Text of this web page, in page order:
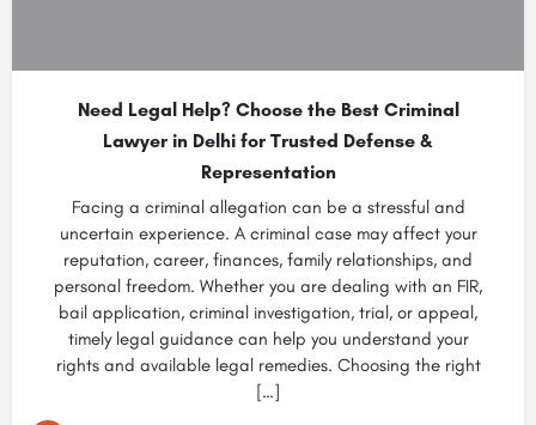
Need Legal Help? Choose the Best Criminal
Lawyer in Delhi for Trusted Defense &
Representation
Facing a criminal allegation can be a stressful and
uncertain experience. A criminal case may affect your
reputation, career, finances, family relationships, and
personal freedom. Whether you are dealing with an FIR,
bail application, criminal investigation, trial, or appeal,
timely legal guidance can help you understand your
rights and available legal remedies. Choosing the right
[…]